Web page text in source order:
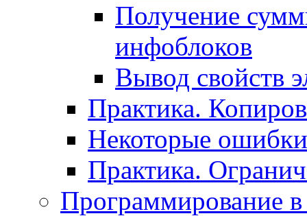
Получение
инфоблоков
Вывод свойств
Практика.
Некоторые
Практика.
Программирование